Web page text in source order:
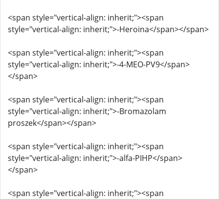
<span style="vertical-align: inherit;"><span
style="vertical-align: inherit;">-Heroina</span></span>
<span style="vertical-align: inherit;"><span
style="vertical-align: inherit;">-4-MEO-PV9</span>
</span>
<span style="vertical-align: inherit;"><span
style="vertical-align: inherit;">-Bromazolam
proszek</span></span>
<span style="vertical-align: inherit;"><span
style="vertical-align: inherit;">-alfa-PIHP</span>
</span>
<span style="vertical-align: inherit;"><span